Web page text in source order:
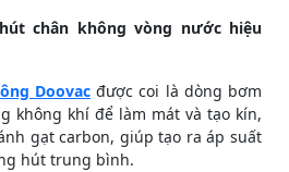
chân không vòng nước hiệu
Doovac được coi là dòng bơm
không khí để làm mát và tạo kín,
gạt carbon, giúp tạo ra áp suất
hút trung bình.